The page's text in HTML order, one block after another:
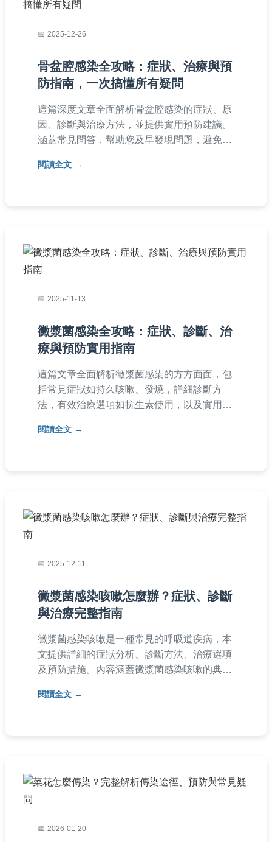
2025-12-26
骨盆腔感染全攻略：症狀、治療與預
防指南，一次搞懂所有疑問
這篇深度文章全面解析骨盆腔感染的症狀、原
因、診斷與治療方法，並提供實用預防建議。
涵蓋常見問答，幫助您及早發現問題，避免併
考，解決對骨盆腔感染的所有疑惑。
閱讀全文
2025-11-13
黴漿菌感染全攻略：症狀、診斷、治
療與預防實用指南
這篇文章全面解析黴漿菌感染的方方面面，包
括常見症狀如持久咳嗽、發燒，詳細診斷方
法，有效治療選項如抗生素使用，以及實用預
幫助您了解如何應對這種常見呼吸道感染，並
閱讀全文
2025-12-11
黴漿菌感染咳嗽怎麼辦？症狀、診斷
與治療完整指南
黴漿菌感染咳嗽是一種常見的呼吸道疾病，本
文提供詳細的症狀分析、診斷方法、治療選項
及預防措施。內容涵蓋黴漿菌感染咳嗽的典型
過檢驗確診。治療部分包括抗生素選擇、居家
閱讀全文
2026-01-20